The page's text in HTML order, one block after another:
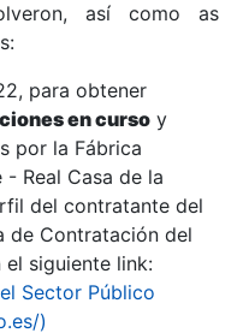
así como as
para obtener
en curso y
por la Fábrica
Real Casa de la
del contratante del
de Contratación del
siguiente link:
Sector Público
)